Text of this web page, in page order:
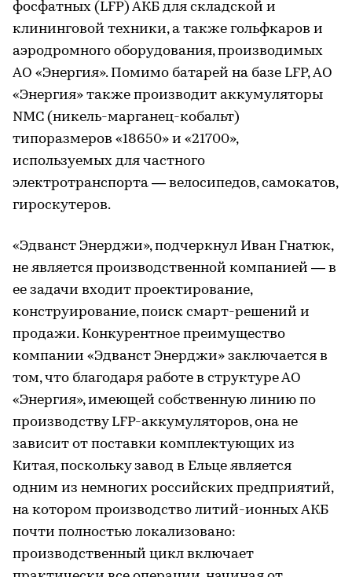
фосфатных (LFP) АКБ для складской и
клининговой техники, а также гольфкаров и
аэродромного оборудования, производимых
АО «Энергия». Помимо батарей на базе LFP, АО
«Энергия» также производит аккумуляторы
NMC (никель-марганец-кобальт)
типоразмеров «18650» и «21700»,
используемых для частного
электротранспорта — велосипедов, самокатов,
гироскутеров.
«Эдванст Энерджи», подчеркнул Иван Гнатюк,
не является производственной компанией — в
ее задачи входит проектирование,
конструирование, поиск смарт-решений и
продажи. Конкурентное преимущество
компании «Эдванст Энерджи» заключается в
том, что благодаря работе в структуре АО
«Энергия», имеющей собственную линию по
производству LFP-аккумуляторов, она не
зависит от поставки комплектующих из
Китая, поскольку завод в Ельце является
одним из немногих российских предприятий,
на котором производство литий-ионных АКБ
почти полностью локализовано:
производственный цикл включает